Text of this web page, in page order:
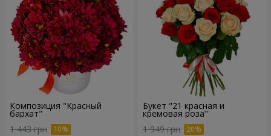
Композиция "Красный
бархат"
1 443 грн
Букет "21 красная и
кремовая роза"
1 949 грн